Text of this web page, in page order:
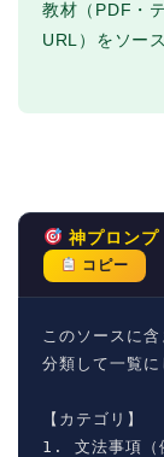
教材（PDF・
URL）をソー
神プロンプ
コピー
このソースに
分類して一覧に
【カテゴリ】
1. 文法事項（